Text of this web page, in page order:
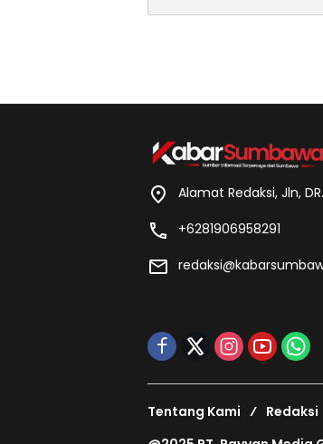
Alamat Redaksi, Jln,
+6281906958291
Tentang Kami Redaksi